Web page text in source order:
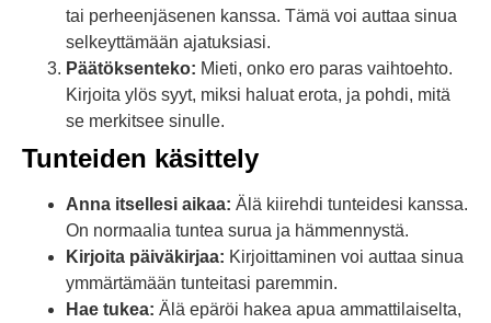
tai perheenjäsenen kanssa. Tämä voi auttaa sinua
selkeyttämään ajatuksiasi.
Päätöksenteko: Mieti, onko ero paras vaihtoehto.
Kirjoita ylös syyt, miksi haluat erota, ja pohdi, mitä
se merkitsee sinulle.
Tunteiden käsittely
Anna itsellesi aikaa: Älä kiirehdi tunteidesi kanssa.
On normaalia tuntea surua ja hämmennystä.
Kirjoita päiväkirjaa: Kirjoittaminen voi auttaa sinua
ymmärtämään tunteitasi paremmin.
Hae tukea: Älä epäröi hakea apua ammattilaiselta,